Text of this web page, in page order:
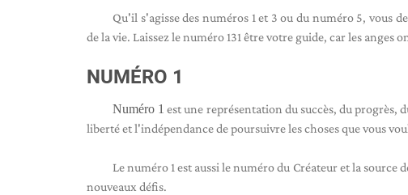
Qu'il s'agisse des numéros 1 et 3 ou du numéro 5, vous
de la vie. Laissez le numéro 131 être votre guide, car les
NUMÉRO 1
Numéro 1 est une représentation du succès, du progrès,
liberté et l'indépendance de poursuivre les choses que vous
Le numéro 1 est aussi le numéro du Créateur et la
nouveaux défis.